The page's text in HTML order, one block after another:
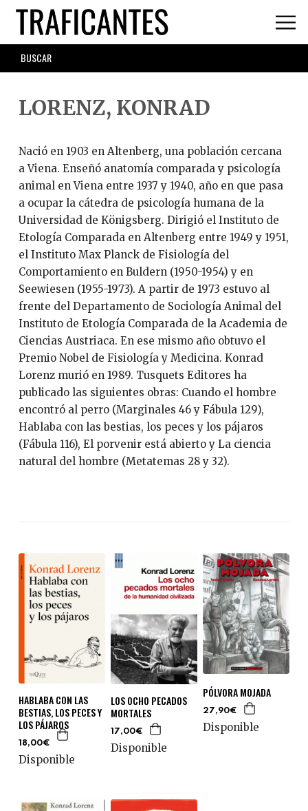
Skip
main
content
SEARCH
FORM
LORENZ, KONRAD
Nació en 1903 en Altenberg, una población cercana
a Viena. Enseñó anatomía comparada y psicología
animal en Viena entre 1937 y 1940, año en que pasa
a ocupar la cátedra de psicología humana de la
Universidad de Königsberg. Dirigió el Instituto de
Etología Comparada en Altenberg entre 1949 y 1951,
el Instituto Max Planck de Fisiología del
Comportamiento en Buldern (1950-1954) y en
Seewiesen (1955-1973). A partir de 1973 estuvo al
frente del Departamento de Sociología Animal del
Instituto de Etología Comparada de la Academia de
Ciencias Austriaca. En ese mismo año obtuvo el
Premio Nobel de Fisiología y Medicina. Konrad
Lorenz murió en 1989. Tusquets Editores ha
publicado las siguientes obras: Cuando el hombre
encontró al perro (Marginales 46 y Fábula 129),
Hablaba con las bestias, los peces y los pájaros
(Fábula 116), El porvenir está abierto y La ciencia
natural del hombre (Metatemas 28 y 32).
HABLABA CON LAS
BESTIAS, LOS PECES Y
LOS PÁJAROS
18,00€
Disponible
LOS OCHO PECADOS
MORTALES
17,00€
Disponible
PÓLVORA MOJADA
27,90€
Disponible